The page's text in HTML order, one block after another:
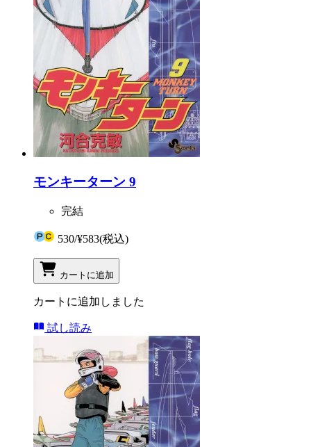
モンキーターン 9
完結
530/¥583(税込)
カートに追加
カートに追加しました
試し読み